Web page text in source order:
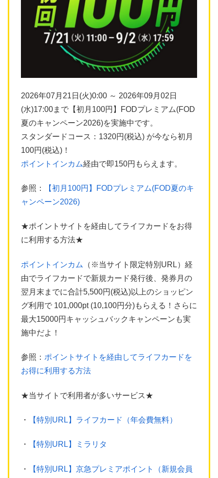
2026年07月21日(火)0:00 ～ 2026年09月02日
(水)17:00まで【初月100円】FODプレミアム(FOD
夏のキャンペーン2026)を実施中です。
スタンダードコース：1320円(税込) が今なら初月
100円(税込)！
ポイントインカム経由で即150円もらえます。
参照：
【初月100円】FODプレミアム(FOD夏のキ
ャンペーン2026)
★ポイントサイトを経由してライフカードをお得
に利用する方法★
ポイントインカム
（※当サイト限定特別URL）経
由でライフカードで新規カード発行後、発券月の
翌月末までに合計5,500円(税込)以上のショッピン
グ利用で 101,000pt (10,100円分)もらえる！さらに
最大15000円キャッシュバックキャンペーンも実
施中だよ！
参照： ポイントサイトを経由してライフカードを
お得に利用する方法
★当サイトで利用者が多いサービス★
・ 【特別URL】ライフカード（年会費無料）
・ 【特別URL】ミラリタ
・
【特別URL】京急プレミアポイント（新規会員